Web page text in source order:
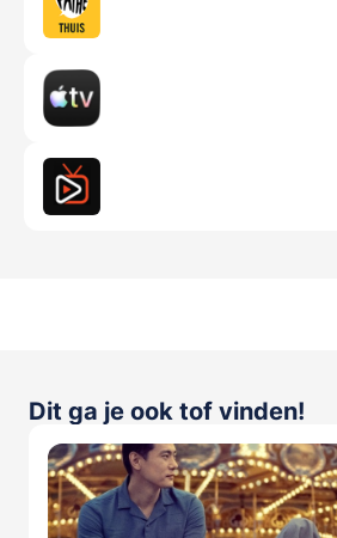
Dit ga je ook tof vinden!